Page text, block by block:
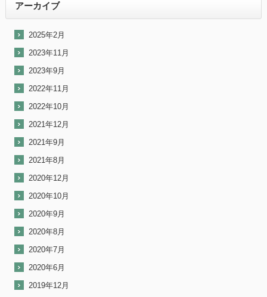
アーカイブ
2025年2月
2023年11月
2023年9月
2022年11月
2022年10月
2021年12月
2021年9月
2021年8月
2020年12月
2020年10月
2020年9月
2020年8月
2020年7月
2020年6月
2019年12月